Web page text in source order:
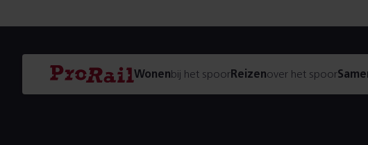
Navigatie
Homepage
ProRail
Wonenbij het spoorReizenover het spoor